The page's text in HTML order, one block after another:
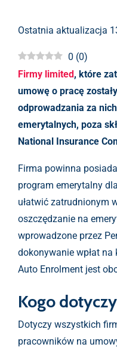
Ostatnia aktualizacja
0 (0)
Firmy limited, które
umowę o pracę
odprowadzania za
emerytalnych, poza
National Insurance
Firma powinna
program emerytalny
ułatwić zatrudnionym
oszczędzanie na
wprowadzone przez
dokonywanie wpłat
Auto Enrolment jest
Kogo
Dotyczy wszystkich
pracowników na